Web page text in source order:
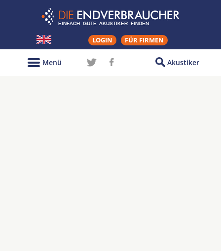
LOGIN FÜR FIRMEN
Akustiker
Menü